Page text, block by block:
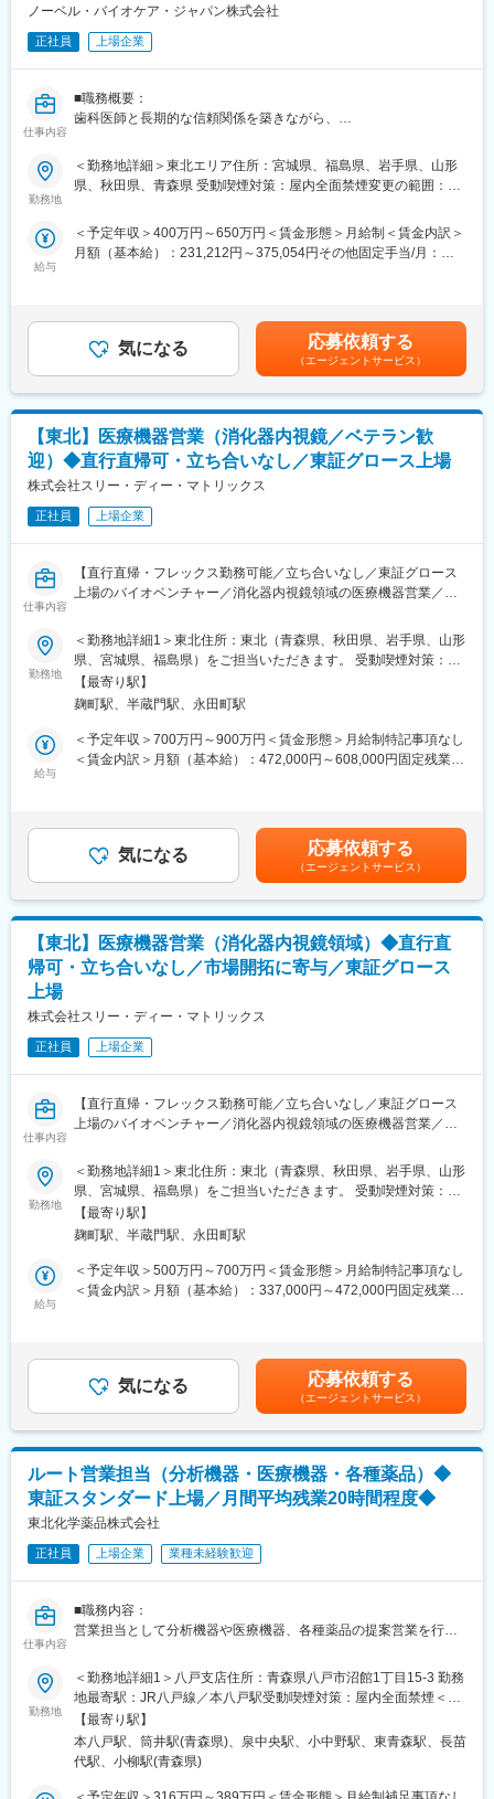
※工事業者への指示出し図面については、別途、社内においる
CADで製図を作成する担当者がいます。ただし、CAD製図担当者
への説明ために、簡単な図面（平面プラン）を作図する必要があ
ります。内部資料のため手描きレベルです。
■取扱製品
治療用チェア（Treatment Center）
■担当エリア
商談の見込み段階から設備導入までのプロセス（3～6か月程度）
方が描く医院の姿の実現をサポートするやりがいのある役割で
す。出張ベースで、担当エリア全域のお客様を担当いただきま
■研修
入社～半年程度は先輩社員と同行し業務を学んでいただきます。
■当社の特徴
デンツプライシロナは消耗品から装置、テクノロジー、専門製品
まで幅広い製品ブランドを保有しています。
歯科クリニック等で利用される製品ラインナップが豊富で、顧客
の様々な課題に対するソリューションや提案が可能です。
変更の範囲：会社の定める業務
ノーベル・バイオケア・ジャパン株式会社
正社員 上場企業
仕事内容
■職務概要：
歯科医師と長期的な信頼関係を築きながら、
治療の質と医院経営の向上に貢献する直販スタイルの営業職で
す。
■職務詳細：
１．歯科医師・歯科技工士への提案営業
製品の適切な使用方法、新しい治療手法や症例情報の提供
新規顧客の開拓および既存顧客との関係構築
２．担当エリアの営業計画・目標管理
会社・部門方針に基づいた担当エリアの営業計画策定
市場状況・競合・顧客構成を踏まえた販売活動の実行
売上目標（売上金額、数量等）の達成
歯科医師、歯科技工士などを対象とする製品説明会、勉強会の開
催
集
医院・医師情報の管理・更新
【働き方・社内連携】
直行直帰を基本とした営業スタイル
上司への報告・相談を行いながら、裁量をもって活動
日報・週報、顧客情報の登録・管理
会社から、社用車を貸与
【当社について】
ノーベルバイオケアはインプラントを用いた革新的な歯科修復ソ
です。
歯科医療の専業会社エンビスタ・ホールディングス・コーポレー
ションの日本法人のひとつであり、グループ傘下の各製品事業部
のOrmco）とも連携しながら、高品質で革新的な製品を提供し、
の生活と人生をよりよいものにすることが、当社の存在意義で
す。撮影からAIを搭載したソフトウエアによる診断支援、データ
きることが強みです。
変更の範囲：会社の定める業務
勤務地
＜勤務地詳細＞東北エリア住所：宮城県、福島県、岩手県、山形
県、秋田県、青森県 受動喫煙対策：屋内全面禁煙変更の範囲：会
給与
＜予定年収＞400万円～650万円＜賃金形態＞月給制＜賃金内訳＞
月額（基本給）：231,212円～375,054円その他固定手当/月：
月に支給※ターゲット額：72万円～117万円（未経験者の場合、40
万円～65万円）※固定残業（55時間）込みとなります。賃金はあ
くまでも目安の金額であり、選考を通じて上下する可能性があり
ます。月給(月額)は固定手当を含めた表記です。
気になる 応募依頼する
（エージェントサービス）
【東北】医療機器営業（消化器内視鏡／ベテラン歓
迎）◆直行直帰可・立ち合いなし／東証グロース上場
株式会社スリー・ディー・マトリックス
正社員 上場企業
仕事内容
【直行直帰・フレックス勤務可能／立ち合いなし／東証グロース
上場のバイオベンチャー／消化器内視鏡領域の医療機器営業／新
【業務概要】
医療機器や医療材料の研究開発・製造・販売を行うバイオベンチ
ャーの当社にて、消化器内視鏡領域の医療機器営業を募集しま
す。
【業務詳細】
※1日の訪問件数は3～4件程度です。
■代理店営業がメインであり、緊急対応や夜間対応などはほとんど
発生しません。
■手術の立ち会いもなく、ワークライフバランスが整えやすい環境
裁量をもって事業成長フェーズを牽引ができる：
プラインの増加も予定されており、市場を大きく拡大していく動
きが期待できます。
【当社について】
自己組織化ペプチド技術に関する様々な権利をもとに、医療機器
事業、研究試薬事業、ライセンス事業を柱としてグローバルな事
業を展開しています。
チド技術をコアとし、再生医療や外科医療、細胞医療、創薬技術
の分野で実用化を目指す技術の開発及び自社製品開発に取り組ん
■MIT発の独自技術を核にした高い技術力：
MITで生まれた「自己組織化ペプチド技術」を基盤とし、他社が簡
単に真似できない医療用バイオマテリアルを保有・独占的に活用
しています。高い生体適合性と安全性が評価されています。
■すでに実用化されているグローバル医療ビジネス：
止血材「ピュアスタット」などは、日本・欧州・米国で承認・販
売実績があり、研究段階に留まらず、世界の医療現場で使われて
いる製品を持つ点が大きな強みです。
■外科 × 再生医療 × DDSに展開できる成長性：
現在の主力は外科・内視鏡領域ですが、同じ技術を使って組織再
生医療やドラッグデリバリー（DDS）にも応用可能なため、中長
期での事業拡張余地が大きい企業です。
変更の範囲：会社の定める業務
勤務地
＜勤務地詳細1＞東北住所：東北（青森県、秋田県、岩手県、山形
県、宮城県、福島県）をご担当いただきます。 受動喫煙対策：屋
内全面禁煙＜勤務地詳細2＞本社住所：東京都千代田区麹町3-2-4
麹町HFビル7F受動喫煙対策：屋内全面禁煙変更の範囲：会社の定
【最寄り駅】
麹町駅、半蔵門駅、永田町駅
給与
＜予定年収＞700万円～900万円＜賃金形態＞月給制特記事項なし
＜賃金内訳＞月額（基本給）：472,000円～608,000円固定残業手
給与補足＞※スキルやご経験を考慮し決定します。■昇給：有賃金
はあくまでも目安の金額であり、選考を通じて上下する可能性が
あります。月給(月額)は固定手当を含めた表記です。
気になる 応募依頼する
（エージェントサービス）
【東北】医療機器営業（消化器内視鏡領域）◆直行直
帰可・立ち合いなし／市場開拓に寄与／東証グロース
上場
株式会社スリー・ディー・マトリックス
正社員 上場企業
仕事内容
【直行直帰・フレックス勤務可能／立ち合いなし／東証グロース
上場のバイオベンチャー／消化器内視鏡領域の医療機器営業／新
【業務概要】
医療機器や医療材料の研究開発・製造・販売を行うバイオベンチ
ャーの当社にて、消化器内視鏡領域の医療機器営業を募集しま
す。
【業務詳細】
※1日の訪問件数は3～4件程度です。
■代理店営業がメインであり、緊急対応や夜間対応などはほとんど
発生しません。
■手術の立ち会いもなく、ワークライフバランスが整えやすい環境
です。
【当ポジションの魅力】
裁量をもって事業成長フェーズを牽引ができる：
2021年に日本でピュアスタットを上市し営業・販売を開始し、現
在は開拓した市場をスケールするフェーズです。今後製品のパイ
プラインの増加も予定されており、市場を大きく拡大していく動
【当社について】
自己組織化ペプチド技術に関する様々な権利をもとに、医療機器
事業、研究試薬事業、ライセンス事業を柱としてグローバルな事
業を展開しています。
勤務地
＜勤務地詳細1＞東北住所：東北（青森県、秋田県、岩手県、山形
県、宮城県、福島県）をご担当いただきます。 受動喫煙対策：屋
内全面禁煙＜勤務地詳細2＞本社住所：東京都千代田区麹町3-2-4
麹町HFビル7F受動喫煙対策：屋内全面禁煙変更の範囲：会社の定
【最寄り駅】
麹町駅、半蔵門駅、永田町駅
給与
＜予定年収＞500万円～700万円＜賃金形態＞月給制特記事項なし
＜賃金内訳＞月額（基本給）：337,000円～472,000円固定残業手
給与補足＞※スキルやご経験を考慮し決定します。■昇給：有賃金
はあくまでも目安の金額であり、選考を通じて上下する可能性が
あります。月給(月額)は固定手当を含めた表記です。
気になる 応募依頼する
（エージェントサービス）
ルート営業担当（分析機器・医療機器・各種薬品）◆
東証スタンダード上場／月間平均残業20時間程度◆
東北化学薬品株式会社
正社員 上場企業 業種未経験歓迎
仕事内容
■職務内容：
営業担当として分析機器や医療機器、各種薬品の提案営業を行っ
主な営業先は工場や病院、大学、官公庁で、グループごとに取扱
製品と営業先が異なります。（ご経験に応じて配属先が検討され
ます。）
■当社の製品について：
当社の製品は化学工業薬品や臨床検査試薬、食品添加物、農業資
材など、基本的にBtoB向けが中心となり、日常生活では活用され
勤務地
＜勤務地詳細1＞八戸支店住所：青森県八戸市沼館1丁目15-3 勤務
地最寄駅：JR八戸線／本八戸駅受動喫煙対策：屋内全面禁煙＜勤
務地詳細2＞青森支店住所：青森県青森市問屋町1丁目8-12 受動喫
煙対策：屋内全面禁煙＜勤務地詳細3＞仙台支店住所：宮城県黒川
郡大和町吉岡東三丁目7番地の14 受動喫煙対策：屋内全面禁煙変
【最寄り駅】
本八戸駅、筒井駅(青森県)、泉中央駅、小中野駅、東青森駅、長苗
代駅、小柳駅(青森県)